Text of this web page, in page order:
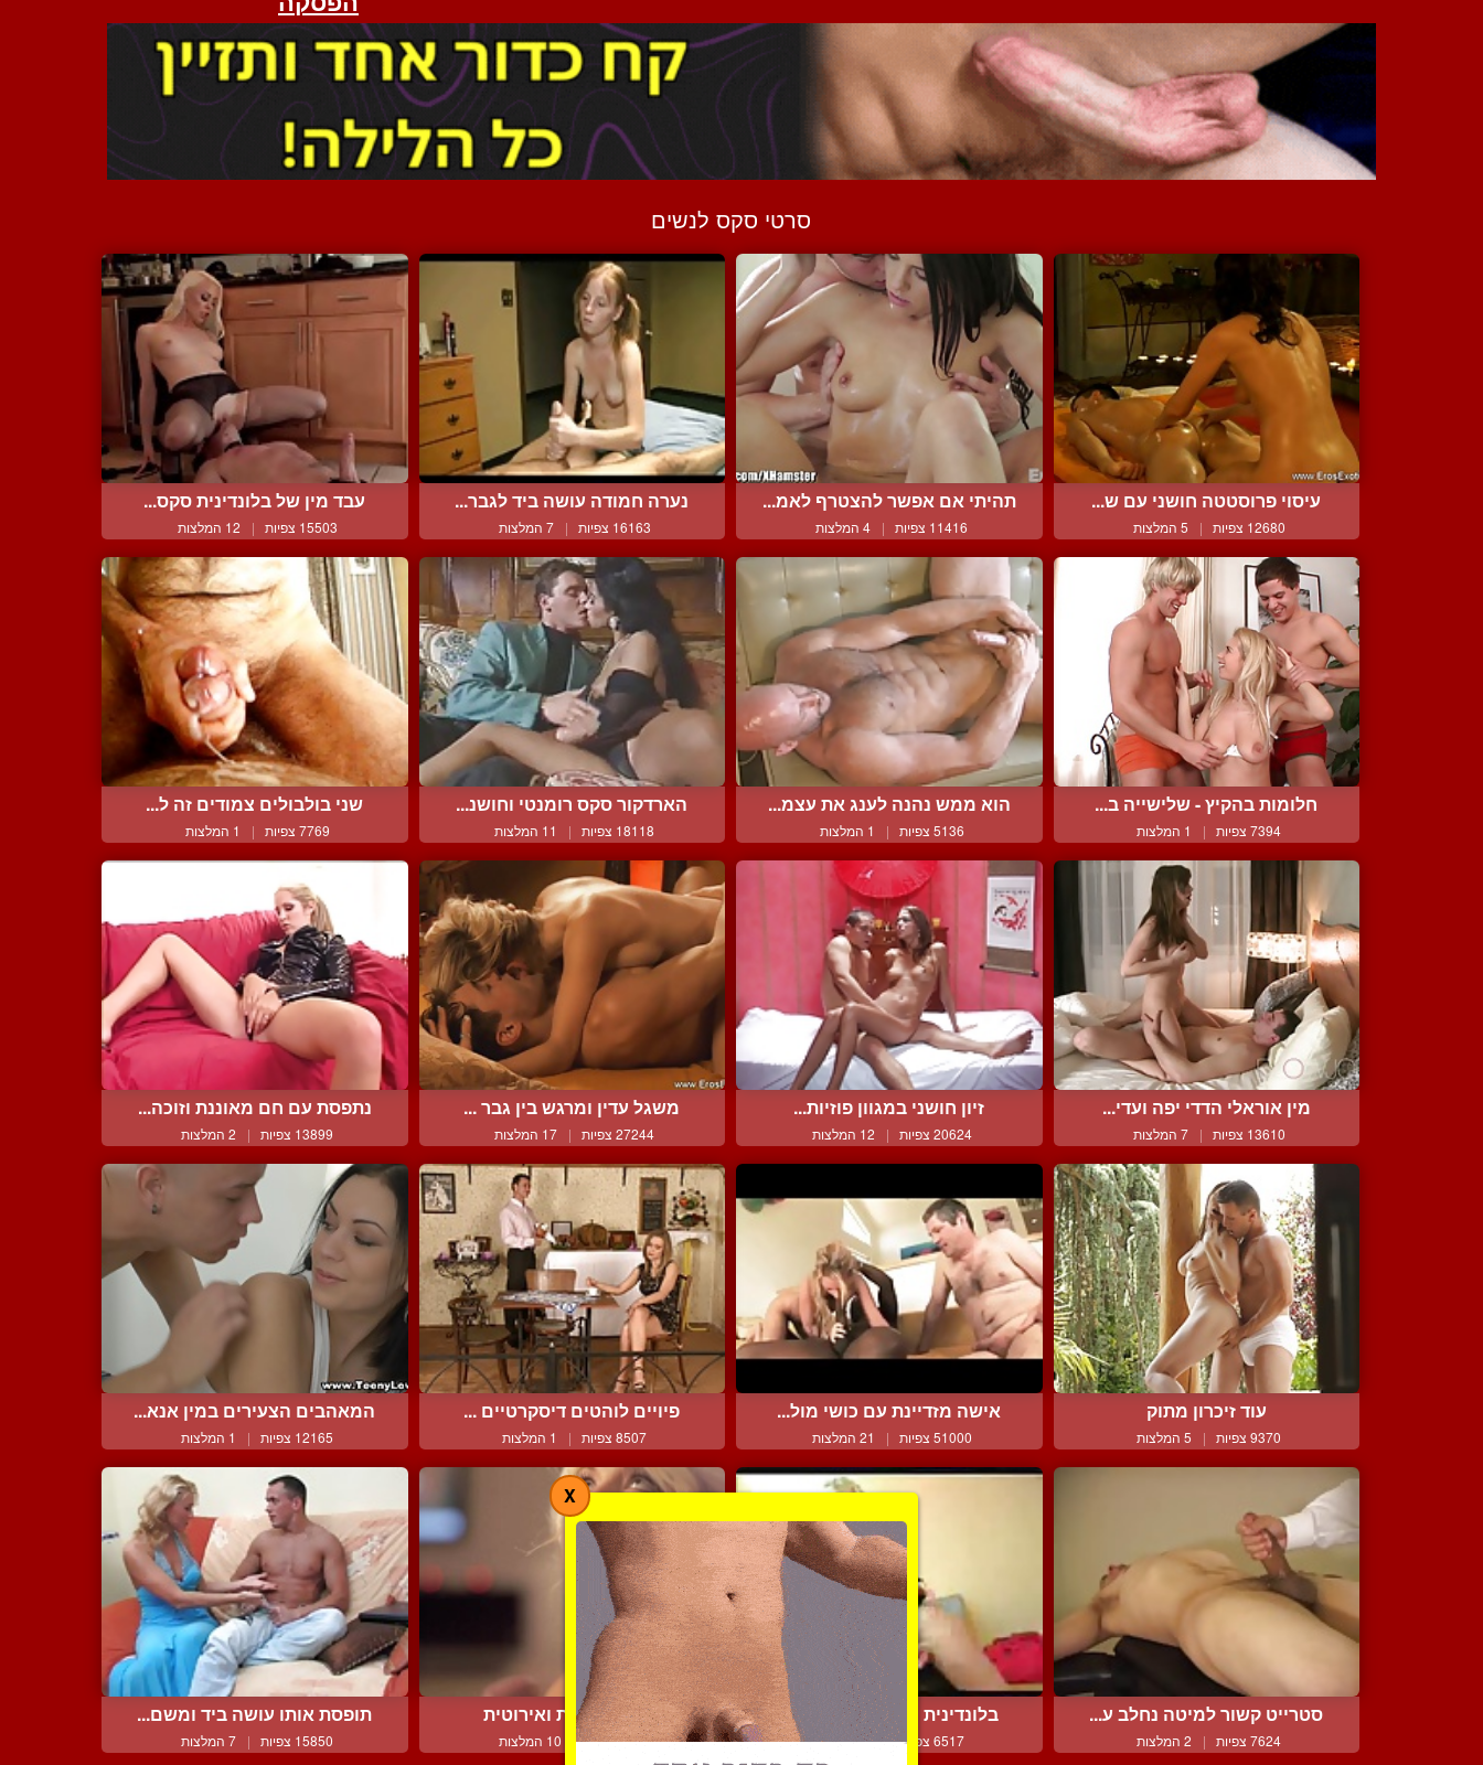
סרטי סקס לנשים
עיסוי פרוסטטה חושני עם ש...
12680 צפיות | 5 המלצות
תהיתי אם אפשר להצטרף לאמ...
11416 צפיות | 4 המלצות
נערה חמודה עושה ביד לגבר...
16163 צפיות | 7 המלצות
עבד מין של בלונדינית סקס...
15503 צפיות | 12 המלצות
חלומות בהקיץ - שלישייה ב...
7394 צפיות | 1 המלצות
הוא ממש נהנה לענג את עצמ...
5136 צפיות | 1 המלצות
הארדקור סקס רומנטי וחושנ...
18118 צפיות | 11 המלצות
שני בולבולים צמודים זה ל...
7769 צפיות | 1 המלצות
מין אוראלי הדדי יפה ועדי...
13610 צפיות | 7 המלצות
זיון חושני במגוון פוזיות...
20624 צפיות | 12 המלצות
משגל עדין ומרגש בין גבר ...
27244 צפיות | 17 המלצות
נתפסת עם חם מאוננת וזוכה...
13899 צפיות | 2 המלצות
עוד זיכרון מתוק
9370 צפיות | 5 המלצות
אישה מזדיינת עם כושי מול...
51000 צפיות | 21 המלצות
פיויים לוהטים דיסקרטיים ...
8507 צפיות | 1 המלצות
המאהבים הצעירים במין אנא...
12165 צפיות | 1 המלצות
סטרייט קשור למיטה נחלב ע...
7624 צפיות | 2 המלצות
בלונדינית חולבת גבר על א...
6517 צפיות | 2 המלצות
מציצה איטית ואירוטית
5959 צפיות | 10 המלצות
תופסת אותו עושה ביד ומשם...
15850 צפיות | 7 המלצות
X